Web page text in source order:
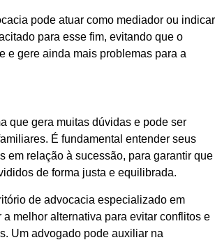
pode atuar como mediador ou indicar
para esse fim, evitando que o
e gere ainda mais problemas para a
que gera muitas dúvidas e pode ser
É fundamental entender seus
em relação à sucessão, para garantir que
de forma justa e equilibrada.
de advocacia especializado em
melhor alternativa para evitar conflitos e
Um advogado pode auxiliar na